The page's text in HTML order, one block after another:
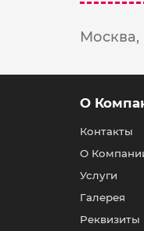
Москва,
О
Контакты
О
Услуги
Галерея
Реквизиты